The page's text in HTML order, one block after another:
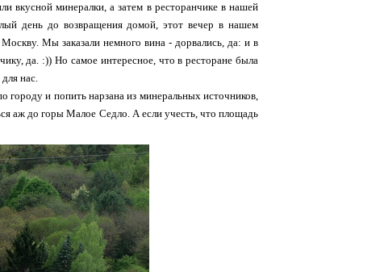
вкусной минералки, а затем в ресторанчике в нашей
день до возвращения домой, этот вечер в нашем
Мы заказали немного вина - дорвались, да: и в
да. :)) Но самое интересное, что в ресторане была
нас.
и попить нарзана из минеральных источников,
аж до горы Малое Седло. А если учесть, что площадь